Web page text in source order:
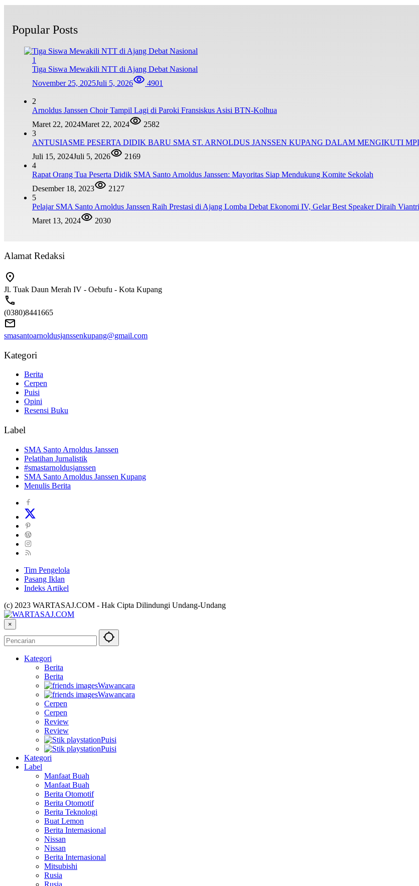
Popular Posts
1
Tiga Siswa Mewakili NTT di Ajang Debat Nasional
November 25, 2025Juli 5, 2026 4901
2
Arnoldus Janssen Choir Tampil Lagi di Paroki Fransiskus Asisi BTN-Kolhua
Maret 22, 2024Maret 22, 2024
2582
3
ANTUSIASME PESERTA DIDIK BARU SMA ST. ARNOLDUS JANSSEN KUPANG DALAM MENGIKUTI
Juli 15, 2024Juli 5, 2026
2169
4
Rapat Orang Tua Peserta Didik SMA Santo Arnoldus Janssen: Mayoritas Siap Mendukung Komite Sekolah
Desember 18, 2023
2127
5
Pelajar SMA Santo Arnoldus Janssen Raih Prestasi di Ajang Lomba Debat Ekonomi IV, Gelar Best Speaker Diraih
Maret 13, 2024
2030
Alamat Redaksi
Jl. Tuak Daun Merah IV - Oebufu - Kota Kupang
(0380)8441665
smasantoarnoldusjanssenkupang@gmail.com
Kategori
Berita
Cerpen
Puisi
Opini
Resensi Buku
Label
SMA Santo Arnoldus Janssen
Pelatihan Jurnalistik
#smastarnoldusjanssen
SMA Santo Arnoldus Janssen Kupang
Menulis Berita
Tim Pengelola
Pasang Iklan
Indeks Artikel
(c) 2023 WARTASAJ.COM - Hak Cipta Dilindungi Undang-Undang
×
Kategori
Berita
Berita
Wawancara
Wawancara
Cerpen
Cerpen
Review
Review
Puisi
Puisi
Kategori
Label
Manfaat Buah
Manfaat Buah
Berita Otomotif
Berita Otomotif
Berita Teknologi
Buat Lemon
Berita Internasional
Nissan
Nissan
Berita Internasional
Mitsubishi
Rusia
Rusia